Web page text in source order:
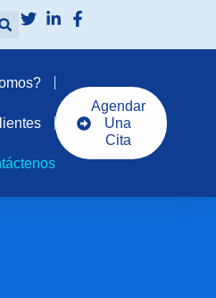
Agendar
Una
Cita